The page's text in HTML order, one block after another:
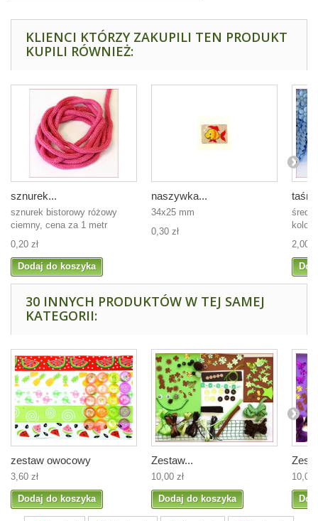
KLIENCI KTÓRZY ZAKUPILI TEN PRODUKT
KUPILI RÓWNIEŻ:
sznurek...
sznurek bistorowy różowy
ciemny, cena za 1 metr
0,20 zł
Dodaj do koszyka
naszywka...
34x25 mm
0,30 zł
kolor
2,00
30 INNYCH PRODUKTÓW W TEJ SAMEJ
KATEGORII:
zestaw owocowy
3,60 zł
Dodaj do koszyka
Zestaw...
10,00 zł
Dodaj do koszyka
10,00